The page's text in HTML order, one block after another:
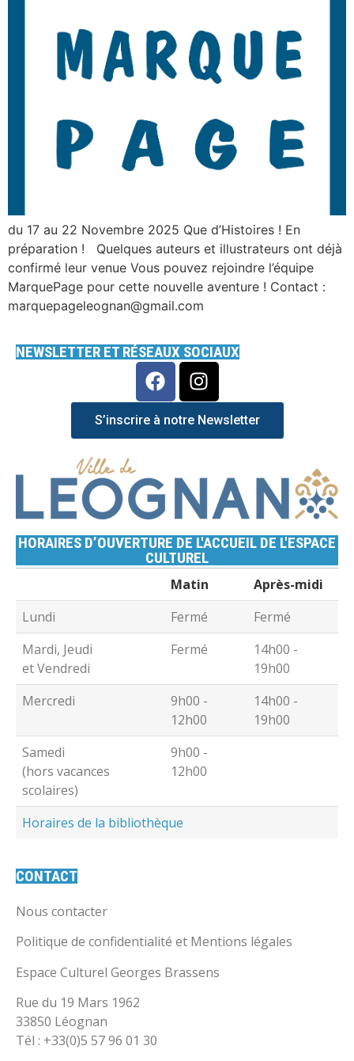
du 17 au 22 Novembre 2025 Que d’Histoires ! En
préparation ! Quelques auteurs et illustrateurs ont déjà
confirmé leur venue Vous pouvez rejoindre l’équipe
MarquePage pour cette nouvelle aventure ! Contact :
marquepageleognan@gmail.com
NEWSLETTER ET RÉSEAUX SOCIAUX
S’inscrire à notre Newsletter
HORAIRES D’OUVERTURE DE L'ACCUEIL DE L'ESPACE
CULTUREL
Matin
Après-midi
Lundi
Fermé
Fermé
Mardi, Jeudi
et Vendredi
Fermé
14h00 -
19h00
Mercredi
9h00 -
12h00
14h00 -
19h00
Samedi
(hors vacances
scolaires)
9h00 -
12h00
Horaires de la bibliothèque
CONTACT
Nous contacter
Politique de confidentialité et Mentions légales
Espace Culturel Georges Brassens
Rue du 19 Mars 1962
33850 Léognan
Tél : +33(0)5 57 96 01 30